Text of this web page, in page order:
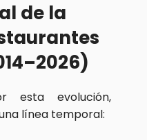
de la
esta evolución,
línea temporal: